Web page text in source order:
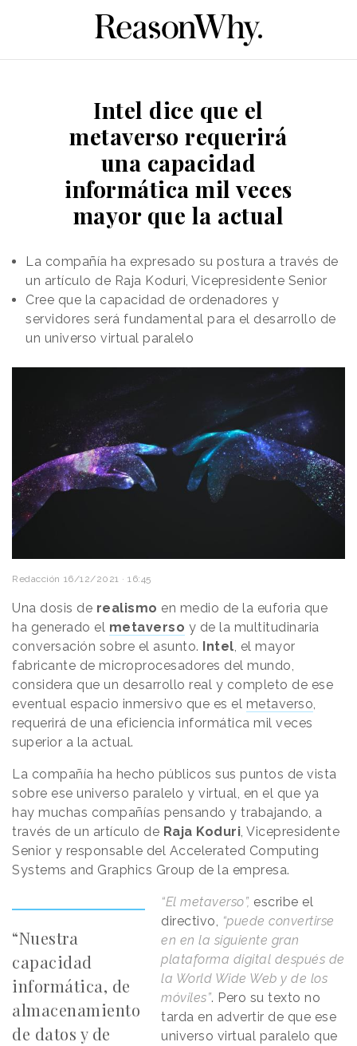
Intel dice que el
metaverso requerirá
una capacidad
informática mil veces
mayor que la actual
La compañía ha expresado su postura a través de
un artículo de Raja Koduri, Vicepresidente Senior
Cree que la capacidad de ordenadores y
servidores será fundamental para el desarrollo de
un universo virtual paralelo
Redacción 16/12/2021 · 16:45
Una dosis de realismo en medio de la euforia que
ha generado el metaverso y de la multitudinaria
conversación sobre el asunto.
Intel, el mayor
fabricante de microprocesadores del mundo,
considera que un desarrollo real y completo de ese
eventual espacio inmersivo que es el metaverso,
requerirá de una eficiencia informática mil veces
superior a la actual.
La compañía ha hecho públicos sus puntos de vista
sobre ese universo paralelo y virtual, en el que ya
hay muchas compañías pensando y trabajando, a
través de un artículo de Raja Koduri, Vicepresidente
Senior y responsable del Accelerated Computing
Systems and Graphics Group de la empresa.
“Nuestra
capacidad
informática, de
almacenamiento
de datos y de
“El metaverso”, escribe el
directivo, “puede convertirse
en en la siguiente gran
plataforma digital después de
la World Wide Web y de los
móviles”. Pero su texto no
tarda en advertir de que ese
universo virtual paralelo que